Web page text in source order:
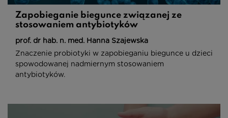
Zapobieganie biegunce związanej ze
stosowaniem antybiotyków
prof. dr hab. n. med. Hanna Szajewska
Znaczenie probiotyki w zapobieganiu biegunce u dzieci
spowodowanej nadmiernym stosowaniem
antybiotyków.